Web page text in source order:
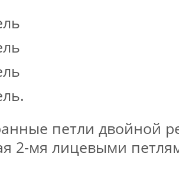
петли двойной
2-мя лицевыми